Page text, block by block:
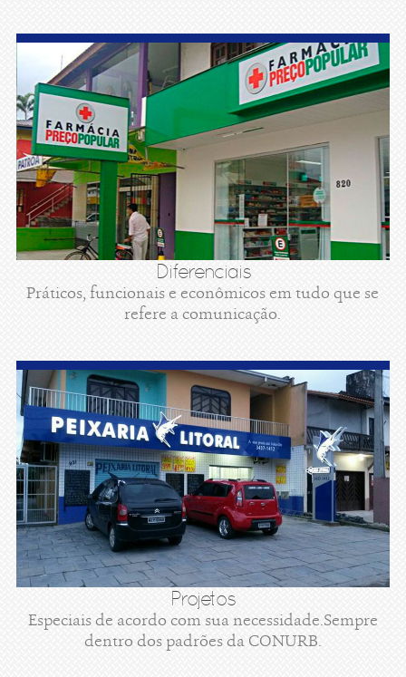
Diferenciais
Práticos, funcionais e econômicos em tudo que se
refere a comunicação.
Projetos
Especiais de acordo com sua necessidade.Sempre
dentro dos padrões da CONURB.